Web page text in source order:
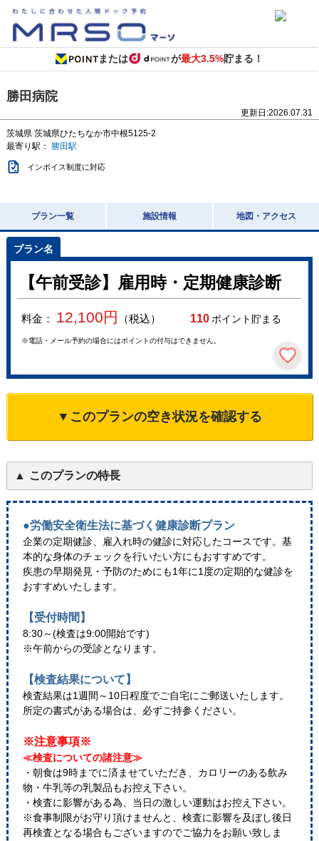
または が最大3.5%貯まる！
勝田病院
更新日:2026.07.31
茨城県 茨城県ひたちなか市中根5125-2
最寄り駅： 勝田駅
インボイス制度に対応
プラン一覧 施設情報 地図・アクセス
【午前受診】雇用時・定期健康診断
料金： 12,100円 （税込） 110ポイント貯まる
※電話・メール予約の場合にはポイントの付与はできません。
▼このプランの空き状況を確認する
このプランの特長
●労働安全衛生法に基づく健康診断プラン
企業の定期健診、雇入れ時の健診に対応したコースです。基
本的な身体のチェックを行いたい方にもおすすめです。
疾患の早期発見・予防のためにも1年に1度の定期的な健診を
おすすめいたします。
【受付時間】
8:30～(検査は9:00開始です)
※午前からの受診となります。
【検査結果について】
検査結果は1週間～10日程度でご自宅にご郵送いたします。
所定の書式がある場合は、必ずご持参ください。
※注意事項※
≪検査についての諸注意≫
・朝食は9時までに済ませていただき、カロリーのある飲み
物・牛乳等の乳製品もお控え下さい。
・検査に影響がある為、当日の激しい運動はお控え下さい。
※食事制限がお守り頂けませんと、検査に影響を及ぼし後日
再検査となる場合もございますのでご協力をお願い致しま